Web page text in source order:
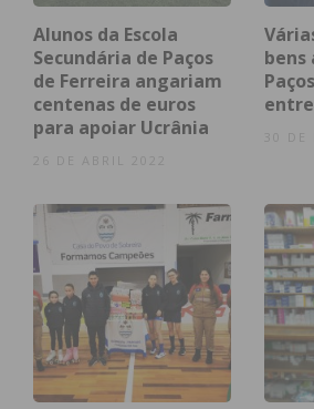
Precisa», é ainda possível
iniciativa a qualquer momento,
transferência bancária para o
0000 9910 5930 0855 9.
Subscreva a
Imediato
Assine nossa newsletter
Alunos da Escola
Secundária de Paços
de Ferreira angariam
centenas de euros
para apoiar Ucrânia
26 DE ABRIL 2022
bens
30